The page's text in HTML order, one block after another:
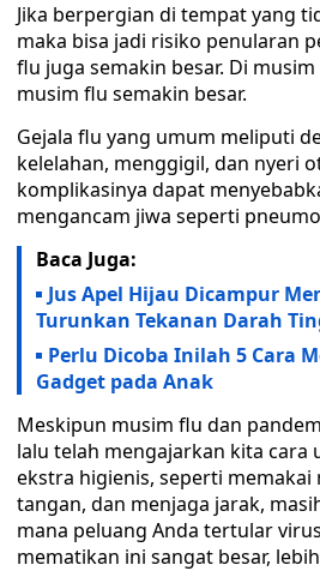
Jika berpergian di tempat yang
maka bisa jadi risiko penularan
flu juga semakin besar. Di
musim flu semakin besar.
Gejala flu yang umum meliputi
kelelahan, menggigil, dan nyeri
komplikasinya dapat
mengancam jiwa seperti
Baca Juga:
Jus Apel Hijau Dicampur
Turunkan Tekanan Darah
Perlu Dicoba Inilah 5 Cara
Gadget pada Anak
Meskipun musim flu dan
lalu telah mengajarkan kita cara
ekstra higienis, seperti memakai
tangan, dan menjaga jarak,
mana peluang Anda tertular
mematikan ini sangat besar,